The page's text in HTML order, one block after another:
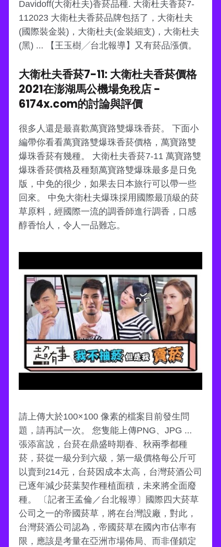
Davidoff(大衛杜夫)香菸品種. 大衛杜夫香菸7-
112023 大衛杜夫香菸品牌包括了，大衛杜夫
(國際裝金裝)，大衛杜夫(金裝細支)，大衛杜夫
(黑) ... 【王玉樹╱台北報導】又有菸品漲價。
大衛杜夫香菸7-11: 大衛杜夫香菸價格
2021在澎湖馬公機場免稅店 -
6174x.com的討論與評價
很多人還是最喜歡萬寶路雙爆珠香菸。 下面小
編帶你看看萬寶路雙爆珠香菸價格，萬寶路雙
爆珠香菸有幾種。 大衛杜夫香菸7-11 萬寶路雙
爆珠香菸價格及種類萬寶路雙爆珠最多是日免
版，中免的很少，如果去日本旅行可以帶一些
回來。 中免大衛杜夫爆珠採用國際最頂級的菸
草原料，經國際一流的調香師進行調香，口感
醇香怡人，令人一品難忘。
請上傳大於100×100 像素的檔案目前發生問
題，請再試一次。 您隻能上傳PNG、JPG ...
張添富說，台菸在鼎盛時期春、秋兩季都種
菸，菸從一級分到六級，第一級價格每公斤可
以賣到214元，台菸因成本太高，台灣菸酒公司
已逐年減少菸葉契作種植面積，未來將全面廢
種。 〔記者王孟倫／台北報導〕國際四大菸草
公司之一的帝國菸草，將在台灣設廠，對此，
台灣菸酒公司認為，帝國菸草在國內市佔率有
限，應該是考量在亞洲市場佈局、而非僅鎖定